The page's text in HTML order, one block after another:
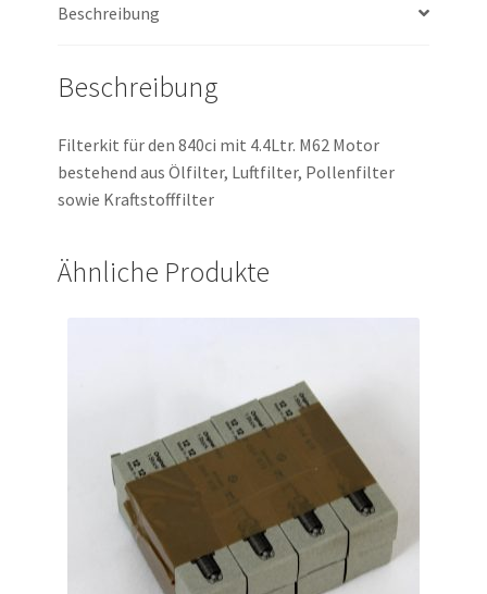
Beschreibung
Beschreibung
Filterkit für den 840ci mit 4.4Ltr. M62 Motor
bestehend aus Ölfilter, Luftfilter, Pollenfilter
sowie Kraftstofffilter
Ähnliche Produkte